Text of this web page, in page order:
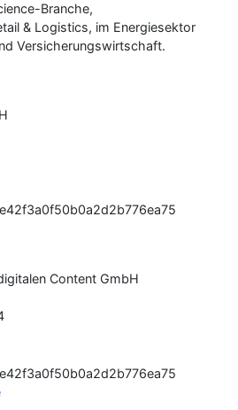
Branche,
& Logistics, im Energiesektor
Versicherungswirtschaft.
Content GmbH